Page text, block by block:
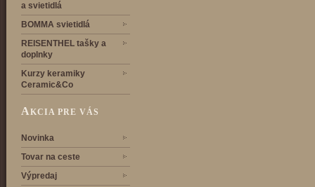
a svietidlá
BOMMA svietidlá
REISENTHEL tašky a
doplnky
Kurzy keramiky
Ceramic&Co
AKCIA PRE VÁS
Novinka
Tovar na ceste
Výpredaj